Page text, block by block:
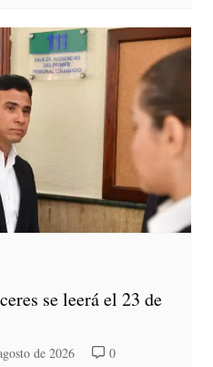
se leerá el 23 de
de 2026 0